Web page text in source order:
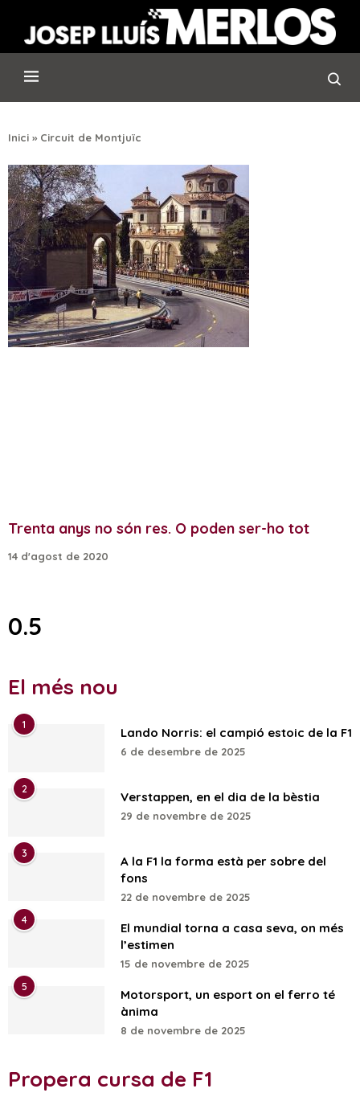
Inici » Circuit de Montjuïc
Trenta anys no són res. O poden ser-ho tot
14 d'agost de 2020
El més nou
1
Lando Norris: el campió estoic de la F1
6 de desembre de 2025
2
Verstappen, en el dia de la bèstia
29 de novembre de 2025
3
A la F1 la forma està per sobre del
fons
22 de novembre de 2025
4
El mundial torna a casa seva, on més
l’estimen
15 de novembre de 2025
5
Motorsport, un esport on el ferro té
ànima
8 de novembre de 2025
Propera cursa de F1